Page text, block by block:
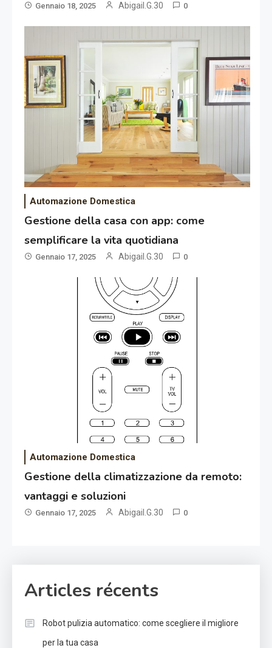
Gennaio 18, 2025 Abigail.G.30 0
Automazione Domestica
Gestione della casa con app: come
semplificare la vita quotidiana
Gennaio 17, 2025 Abigail.G.30 0
Automazione Domestica
Gestione della climatizzazione da remoto:
vantaggi e soluzioni
Gennaio 17, 2025 Abigail.G.30 0
Articles récents
Robot pulizia automatico: come scegliere il migliore
per la tua casa